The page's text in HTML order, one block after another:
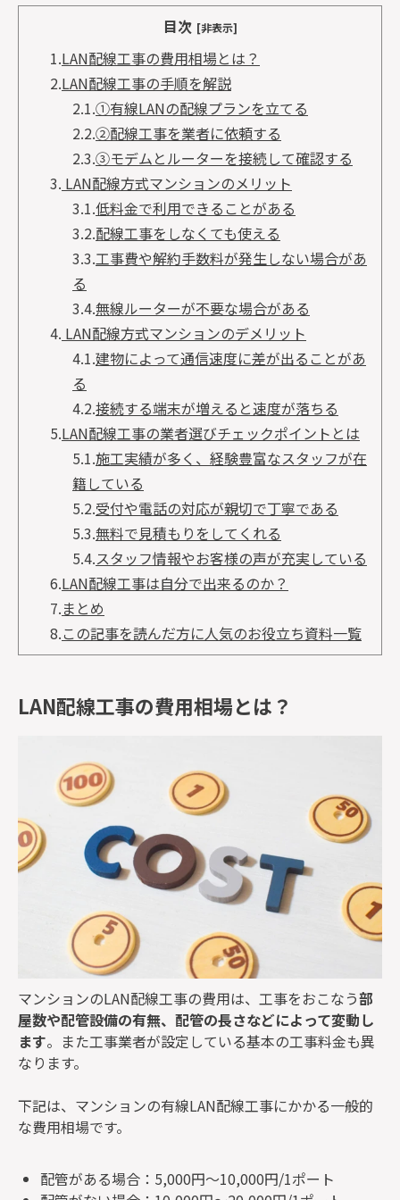
目次 [非表示]
1.LAN配線工事の費用相場とは？
2.LAN配線工事の手順を解説
2.1.①有線LANの配線プランを立てる
2.2.②配線工事を業者に依頼する
2.3.③モデムとルーターを接続して確認する
3. LAN配線方式マンションのメリット
3.1.低料金で利用できることがある
3.2.配線工事をしなくても使える
3.3.工事費や解約手数料が発生しない場合があ
る
3.4.無線ルーターが不要な場合がある
4. LAN配線方式マンションのデメリット
4.1.建物によって通信速度に差が出ることがあ
る
4.2.接続する端末が増えると速度が落ちる
5.LAN配線工事の業者選びチェックポイントとは
5.1.施工実績が多く、経験豊富なスタッフが在
籍している
5.2.受付や電話の対応が親切で丁寧である
5.3.無料で見積もりをしてくれる
5.4.スタッフ情報やお客様の声が充実している
6.LAN配線工事は自分で出来るのか？
7.まとめ
8.この記事を読んだ方に人気のお役立ち資料一覧
LAN配線工事の費用相場とは？
マンションのLAN配線工事の費用は、工事をおこなう部
屋数や配管設備の有無、配管の長さなどによって変動し
ます。また工事業者が設定している基本の工事料金も異
なります。
下記は、マンションの有線LAN配線工事にかかる一般的
な費用相場です。
配管がある場合：5,000円～10,000円/1ポート